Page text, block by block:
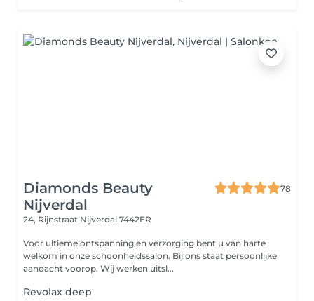
Diamonds Beauty
Nijverdal
78
24, Rijnstraat Nijverdal 7442ER
Voor ultieme ontspanning en verzorging bent u van harte
welkom in onze schoonheidssalon. Bij ons staat persoonlijke
aandacht voorop. Wij werken uitsl...
Revolax deep